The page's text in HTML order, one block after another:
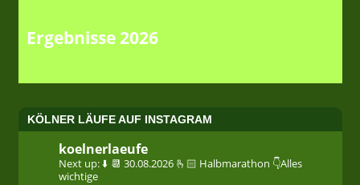
Ergebnisse 2026
KÖLNER LÄUFE AUF INSTAGRAM
koelnerlaeufe
Next up: ⬇️ 📆 30.08.2026 🫰🏻 Halbmarathon 👇Alles
wichtige